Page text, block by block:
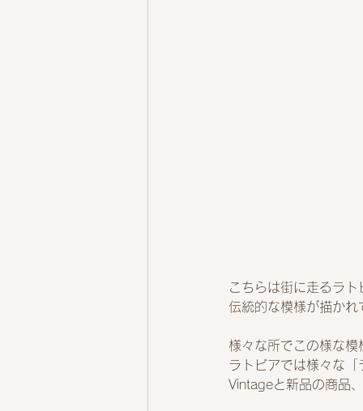
こちらは街に走るラト
伝統的な模様が描かれ
様々な所でこの様な
ラトビアでは様々な
Vintageと新品の商品